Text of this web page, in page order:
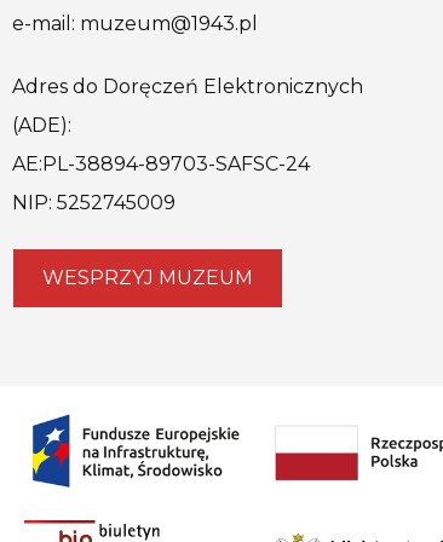
e-mail: muzeum@1943.pl
Adres do Doręczeń Elektronicznych
(ADE):
AE:PL-38894-89703-SAFSC-24
NIP: 5252745009
WESPRZYJ MUZEUM